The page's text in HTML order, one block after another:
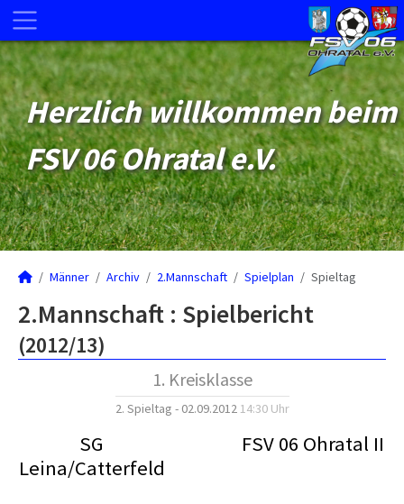
Herzlich willkommen beim
FSV 06 Ohratal e.V.
Männer Archiv 2.Mannschaft Spielplan Spieltag
2.Mannschaft : Spielbericht
(2012/13)
1. Kreisklasse
2. Spieltag - 02.09.2012 14:30 Uhr
SG
Leina/Catterfeld
FSV 06 Ohratal II